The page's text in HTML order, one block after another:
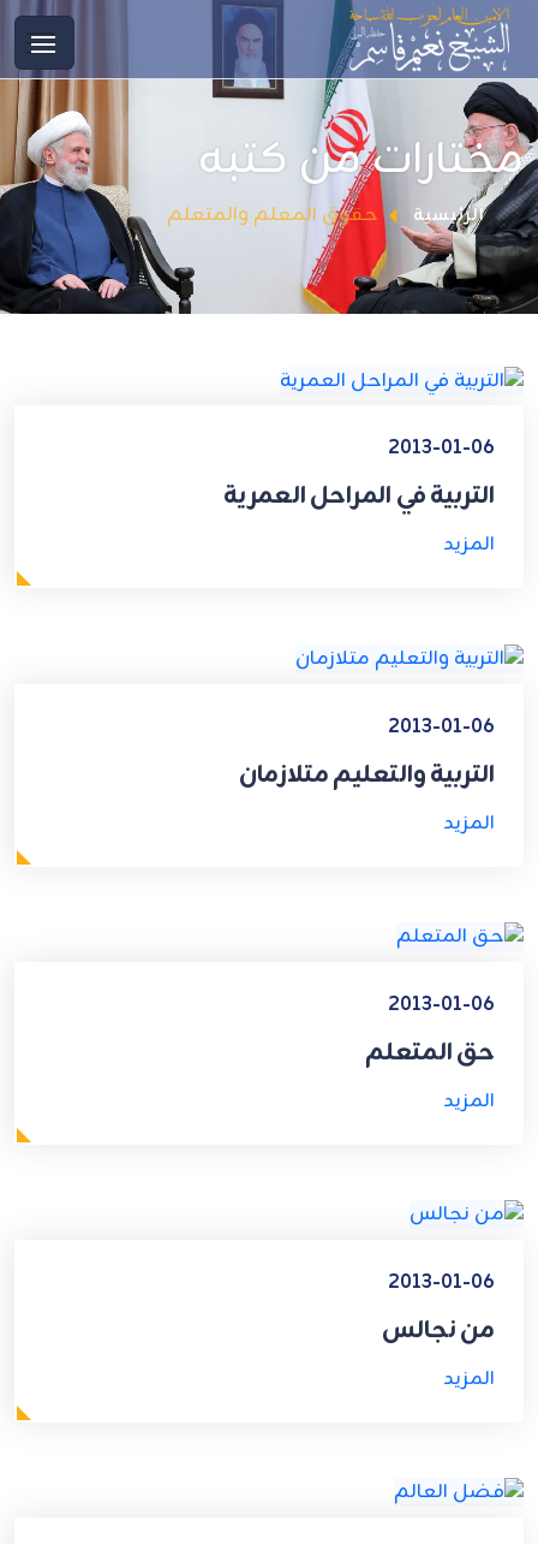
مختارات من كتبه
الرئيسية حقوق المعلم والمتعلم
2013-01-06
التربية في المراحل العمرية
المزيد
2013-01-06
التربية والتعليم متلازمان
المزيد
2013-01-06
حق المتعلم
المزيد
2013-01-06
من نجالس
المزيد